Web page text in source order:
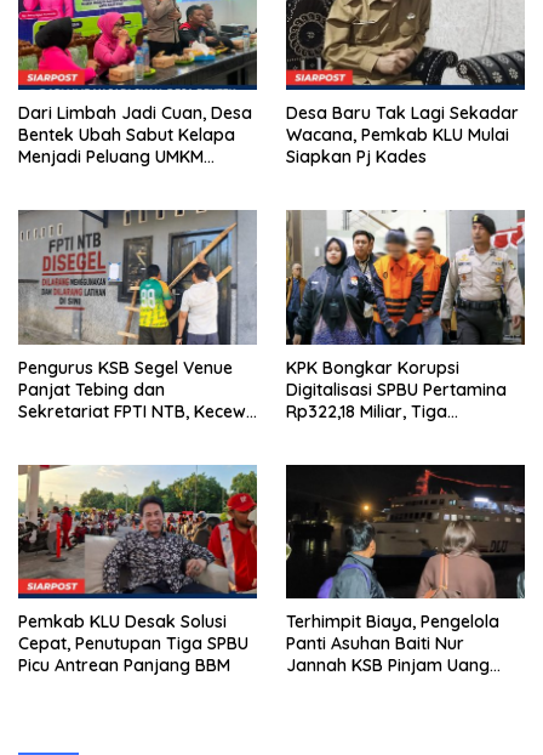
Dari Limbah Jadi Cuan, Desa
Bentek Ubah Sabut Kelapa
Menjadi Peluang UMKM
Desa Baru Tak Lagi Sekadar
Wacana, Pemkab KLU Mulai
Siapkan Pj Kades
Pengurus KSB Segel Venue
Panjat Tebing dan
Sekretariat FPTI NTB, Kecewa
KPK Bongkar Korupsi
Digitalisasi SPBU Pertamina
Rp322,18 Miliar, Tiga
Pemkab KLU Desak Solusi
Cepat, Penutupan Tiga SPBU
Picu Antrean Panjang BBM
Terhimpit Biaya, Pengelola
Panti Asuhan Baiti Nur
Jannah KSB Pinjam Uang